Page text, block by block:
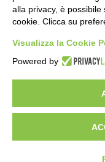
Codice fiscale:
Codice Indice delle
Codice unico di fatturazione
Copyright 2023 ©
PEC:
alla privacy, è
cookie. Clicca su
Visualizza la Cookie
Powered by